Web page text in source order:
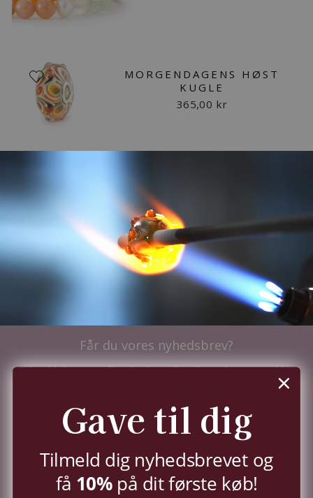
MORGENDAGENS HØST
KUGLE
365,00 kr
Får du vores nyhedsbrev?
Tilmeld dig nu og få nyhederne før alle andre - samt10%
persondatapolitik.
TILMELD
Gave til dig
Tilmeld dig nyhedsbrevet og
få 10%på dit første køb!